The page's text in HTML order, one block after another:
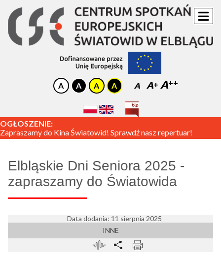
A A A
OGŁOSZENIE:
Zapraszamy do Kina Światowid! Sprawdź nasz repertuar!
Elbląskie Dni Seniora 2025 -
zapraszamy do Światowida
Data dodania: 11 sierpnia 2025
INNE